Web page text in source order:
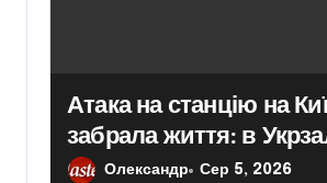
Атака на станцію на
забрала життя: в
розповіли, чому потяги
Олександр Сер 5, 2026